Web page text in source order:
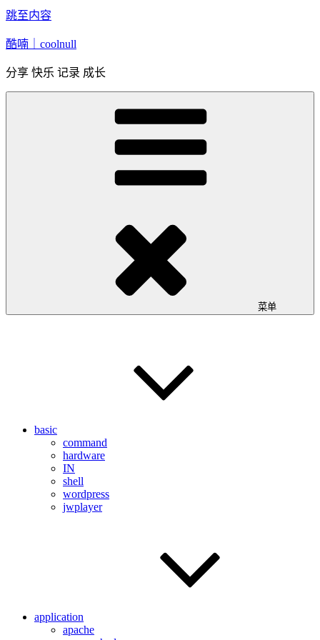
跳至内容
酷喃｜coolnull
分享 快乐 记录 成长
菜单
basic
command
hardware
IN
shell
wordpress
jwplayer
application
apache